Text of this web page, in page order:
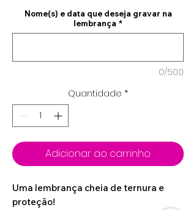
Nome(s) e data que deseja gravar na
lembrança *
0/500
Quantidade *
Adicionar ao carrinho
Uma lembrança cheia de ternura e
proteção!